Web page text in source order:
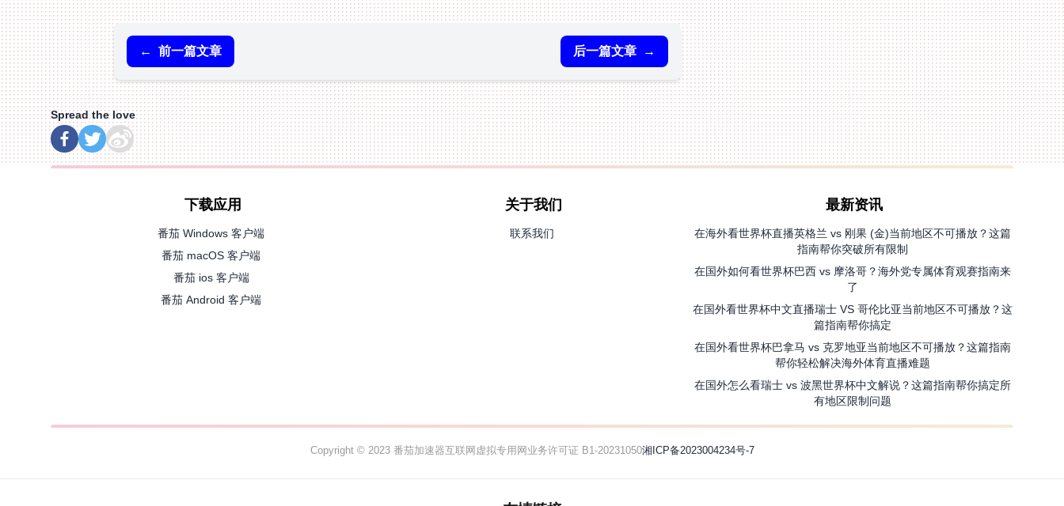
← 前一篇文章 后一篇文章 →
Spread the love
下载应用
番茄 Windows 客户端
番茄 macOS 客户端
番茄 ios 客户端
番茄 Android 客户端
关于我们
联系我们
最新资讯
在海外看世界杯直播英格兰 vs 刚果 (金)当前地区不可播放？这篇
指南帮你突破所有限制
在国外如何看世界杯巴西 vs 摩洛哥？海外党专属体育观赛指南来
了
在国外看世界杯中文直播瑞士 VS 哥伦比亚当前地区不可播放？这
篇指南帮你搞定
在国外看世界杯巴拿马 vs 克罗地亚当前地区不可播放？这篇指南
帮你轻松解决海外体育直播难题
在国外怎么看瑞士 vs 波黑世界杯中文解说？这篇指南帮你搞定所
有地区限制问题
Copyright © 2023 番茄加速器互联网虚拟专用网业务许可证 B1-20231050湘ICP备2023004234号-7